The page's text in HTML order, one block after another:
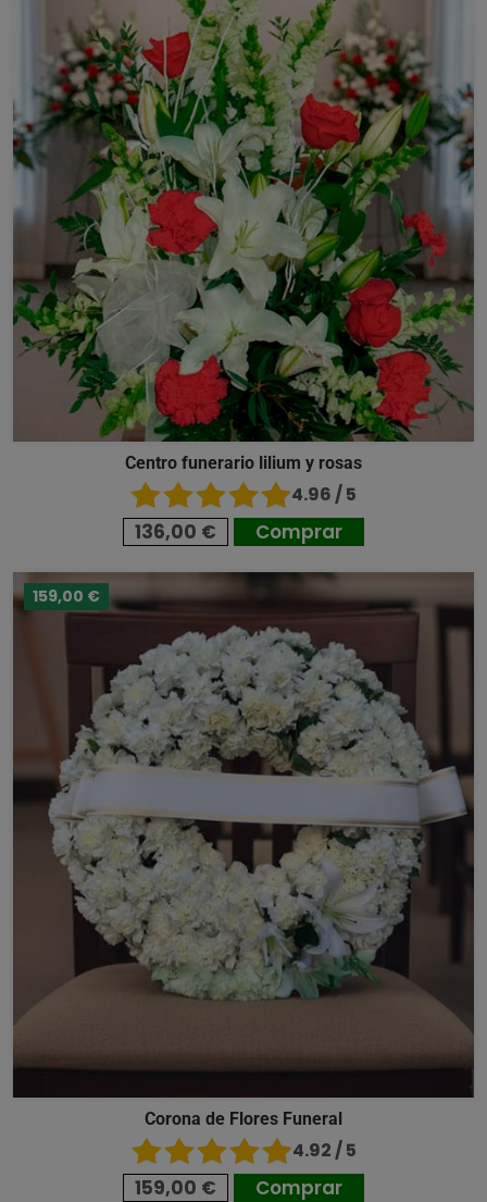
Centro funerario lilium y rosas
4.96 / 5
136,00 € Comprar
159,00 €
Corona de Flores Funeral
4.92 / 5
159,00 € Comprar